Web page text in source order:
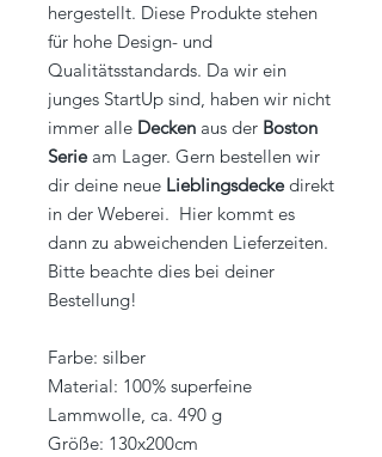
hergestellt. Diese Produkte stehen
für hohe Design- und
Qualitätsstandards. Da wir ein
junges StartUp sind, haben wir nicht
immer alle Decken aus der Boston
Serieam Lager. Gern bestellen wir
dir deine neue Lieblingsdeckedirekt
in der Weberei. Hier kommt es
dann zu abweichenden Lieferzeiten.
Bitte beachte dies bei deiner
Bestellung!
Farbe: silber
Material: 100% superfeine
Lammwolle, ca. 490 g
Größe: 130x200cm